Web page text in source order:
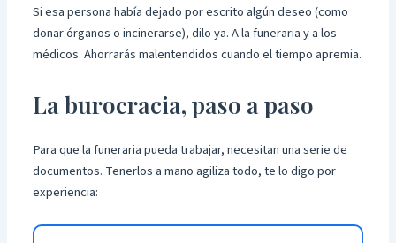
Si esa persona había dejado por escrito algún deseo (como
donar órganos o incinerarse), dilo ya. A la funeraria y a los
médicos. Ahorrarás malentendidos cuando el tiempo apremia.
La burocracia, paso a paso
Para que la funeraria pueda trabajar, necesitan una serie de
documentos. Tenerlos a mano agiliza todo, te lo digo por
experiencia: